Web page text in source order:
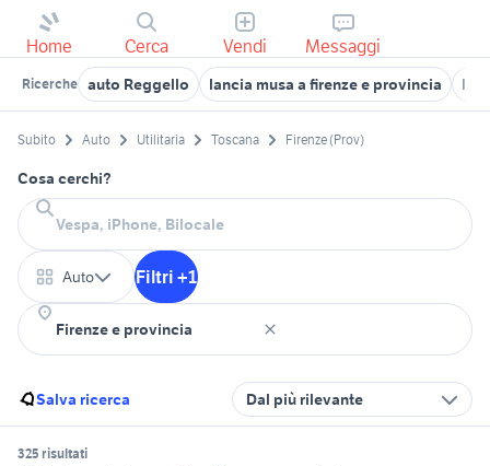
Home Cerca Vendi Messaggi
Ricerche auto Reggello lancia musa a firenze e provincia
Subito Auto Utilitaria Toscana Firenze (Prov)
Cosa cerchi?
Auto Filtri +1
Salva ricerca Dal più rilevante
325 risultati